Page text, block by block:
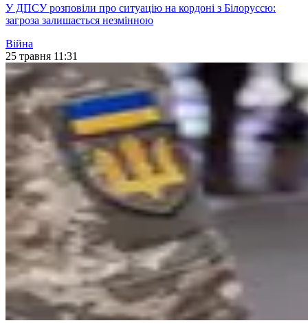
У ДПСУ розповіли про ситуацію на кордоні з Білоруссю:
загроза залишається незмінною
Війна
25 травня 11:31